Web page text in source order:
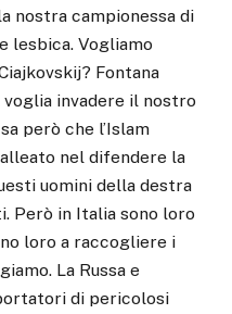
nostra campionessa di
lesbica. Vogliamo
Fontana
invadere il nostro
però che l’Islam
nel difendere la
uomini della destra
Però in Italia sono loro
loro a raccogliere i
La Russa e
di pericolosi